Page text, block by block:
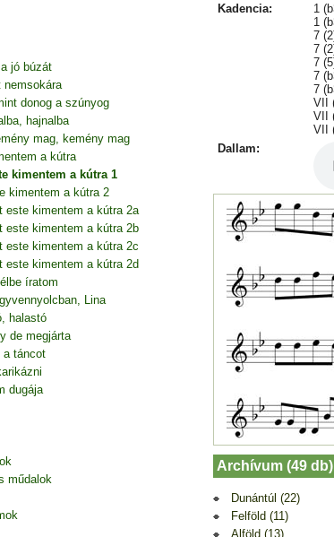
jó búzát
nemsokára
donog a szúnyog
hajnalba
mag, kemény mag
a kútra
kimentem a kútra 1
kimentem a kútra 2
este kimentem a kútra 2a
este kimentem a kútra 2b
este kimentem a kútra 2c
este kimentem a kútra 2d
íratom
Lina
halastó
de megjárta
a táncot
dugája
műdalok
Kadencia:
1
1
7
7
7
7
7
VII
VII
VII
Dallam:
Archívum (49 db)
Dunántúl (22)
Felföld (11)
Alföld (13)